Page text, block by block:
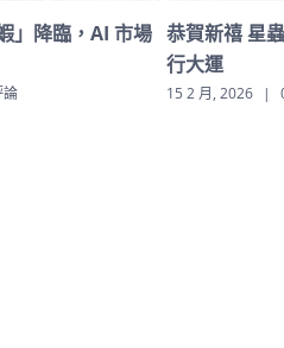
恭賀新禧 星蟲子數位科技祝各位
15 2 月, 2026 0 條評論